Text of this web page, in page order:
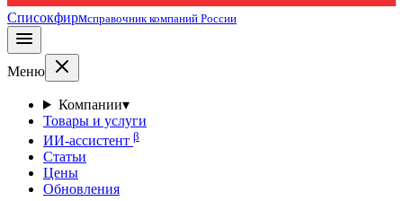
Списокфирмсправочник компаний России
Меню
Компании▾
Товары и услуги
ИИ-ассистент β
Статьи
Цены
Обновления